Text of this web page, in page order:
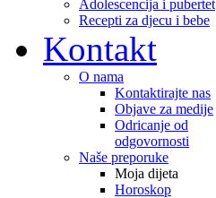
Adolescencija i pubertet
Recepti za djecu i bebe
Kontakt
O nama
Kontaktirajte nas
Objave za medije
Odricanje od
odgovornosti
Naše preporuke
Moja dijeta
Horoskop